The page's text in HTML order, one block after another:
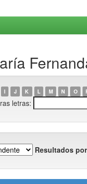
I J K L M N O
letras:
Resultados